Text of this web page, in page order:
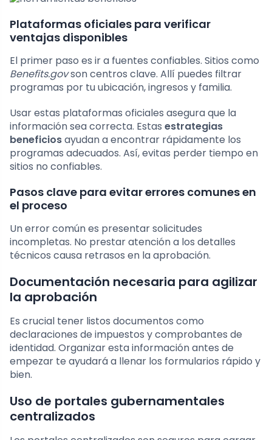
Plataformas oficiales para verificar
ventajas disponibles
El primer paso es ir a fuentes confiables. Sitios como
Benefits.govson centros clave. Allí puedes filtrar
programas por tu ubicación, ingresos y familia.
Usar estas plataformas oficiales asegura que la
información sea correcta. Estas estrategias
beneficiosayudan a encontrar rápidamente los
programas adecuados. Así, evitas perder tiempo en
sitios no confiables.
Pasos clave para evitar errores comunes en
el proceso
Un error común es presentar solicitudes
incompletas. No prestar atención a los detalles
técnicos causa retrasos en la aprobación.
Documentación necesaria para agilizar
la aprobación
Es crucial tener listos documentos como
declaraciones de impuestos y comprobantes de
identidad. Organizar esta información antes de
empezar te ayudará a llenar los formularios rápido y
bien.
Uso de portales gubernamentales
centralizados